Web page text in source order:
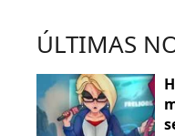
ÚLTIMAS